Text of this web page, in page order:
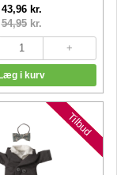
43,96 kr.
54,95kr.
Nyheder
Tilbud